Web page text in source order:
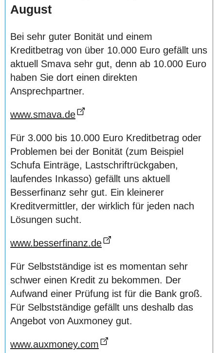
August
Bei sehr guter Bonität und einem
Kreditbetrag von über 10.000 Euro gefällt uns
aktuell Smava sehr gut, denn ab 10.000 Euro
haben Sie dort einen direkten
Ansprechpartner.
www.smava.de
Für 3.000 bis 10.000 Euro Kreditbetrag oder
Problemen bei der Bonität (zum Beispiel
Schufa Einträge, Lastschriftrückgaben,
laufendes Inkasso) gefällt uns aktuell
Besserfinanz sehr gut. Ein kleinerer
Kreditvermittler, der wirklich für jeden nach
Lösungen sucht.
www.besserfinanz.de
Für Selbstständige ist es momentan sehr
schwer einen Kredit zu bekommen. Der
Aufwand einer Prüfung ist für die Bank groß.
Für Selbstständige gefällt uns deshalb das
Angebot von Auxmoney gut.
www.auxmoney.com